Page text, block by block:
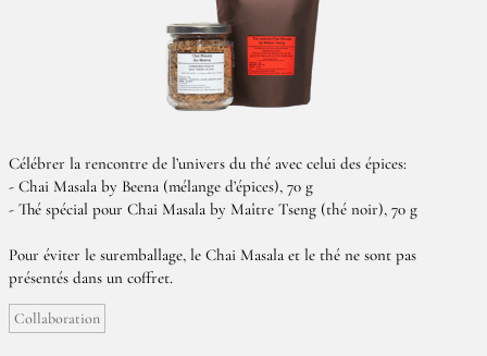
Célébrer la rencontre de l’univers du thé avec celui des épices:
- Chai Masala by Beena (mélange d’épices), 70 g
- Thé spécial pour Chai Masala by Maître Tseng (thé noir), 70 g
Pour éviter le suremballage, le Chai Masala et le thé ne sont pas
présentés dans un coffret.
Collaboration